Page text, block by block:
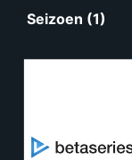
Seizoen (1)